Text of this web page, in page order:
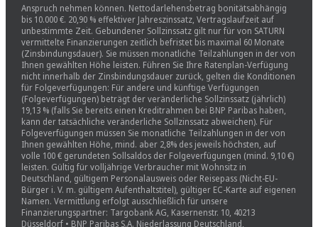
Anspruch nehmen können. Nettodarlehensbetrag bonitätsabhängig
bis 10.000 €. 20,90 % effektiver Jahreszinssatz, Vertragslaufzeit auf
unbestimmte Zeit. Gebundener Sollzinssatz gilt nur für von SATURN
vermittelte Finanzierungen zeitlich befristet bis maximal 60 Monate
(Zinsbindungsdauer). Sie müssen monatliche Teilzahlungen in der von
Ihnen gewählten Höhe leisten. Führen Sie Ihre Ratenplan-Verfügung
nicht innerhalb der Zinsbindungsdauer zurück, gelten die Konditionen
für Folgeverfügungen: Für andere und künftige Verfügungen
(Folgeverfügungen) beträgt der veränderliche Sollzinssatz (jährlich)
19,13 % (falls Sie bereits einen Kreditrahmen bei BNP Paribas haben,
kann der tatsächliche veränderliche Sollzinssatz abweichen). Für
Folgeverfügungen müssen Sie monatliche Teilzahlungen in der von
Ihnen gewählten Höhe, mind. aber 2,8% des jeweils höchsten, auf
volle 100 € gerundeten Sollsaldos der Folgeverfügungen (mind. 9,10 €)
leisten. Gültig für volljährige Verbraucher mit Wohnsitz in
Deutschland, gültigem Personalausweis oder Reisepass (Nicht-EU-
Bürger i. V. m. gültigem Aufenthaltstitel), gültiger EC-Karte auf eigenen
Namen. Vermittlung erfolgt ausschließlich für unsere
Finanzierungspartner: Targobank AG, Kasernenstr. 10, 40213
Düsseldorf • BNP Paribas S.A. Niederlassung Deutschland,